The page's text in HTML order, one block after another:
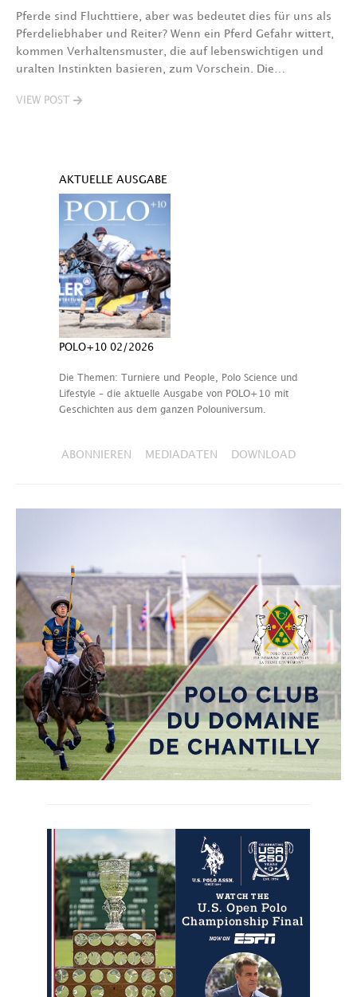
Pferde sind Fluchttiere, aber was bedeutet dies für uns als
Pferdeliebhaber und Reiter? Wenn ein Pferd Gefahr wittert,
kommen Verhaltensmuster, die auf lebenswichtigen und
uralten Instinkten basieren, zum Vorschein. Die…
VIEW POST
AKTUELLE AUSGABE
POLO+10 02/2026
Die Themen: Turniere und People, Polo Science und
Lifestyle – die aktuelle Ausgabe von POLO+10 mit
Geschichten aus dem ganzen Polouniversum.
ABONNIEREN MEDIADATEN DOWNLOAD